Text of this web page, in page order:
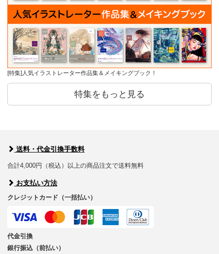
[特集]人気イラストレーター作品集＆メイキングブック！
特集をもっと見る
送料・代金引換手数料
合計4,000円（税込）以上の商品注文で送料無料
お支払い方法
クレジットカード（一括払い）
代金引換
銀行振込（前払い）